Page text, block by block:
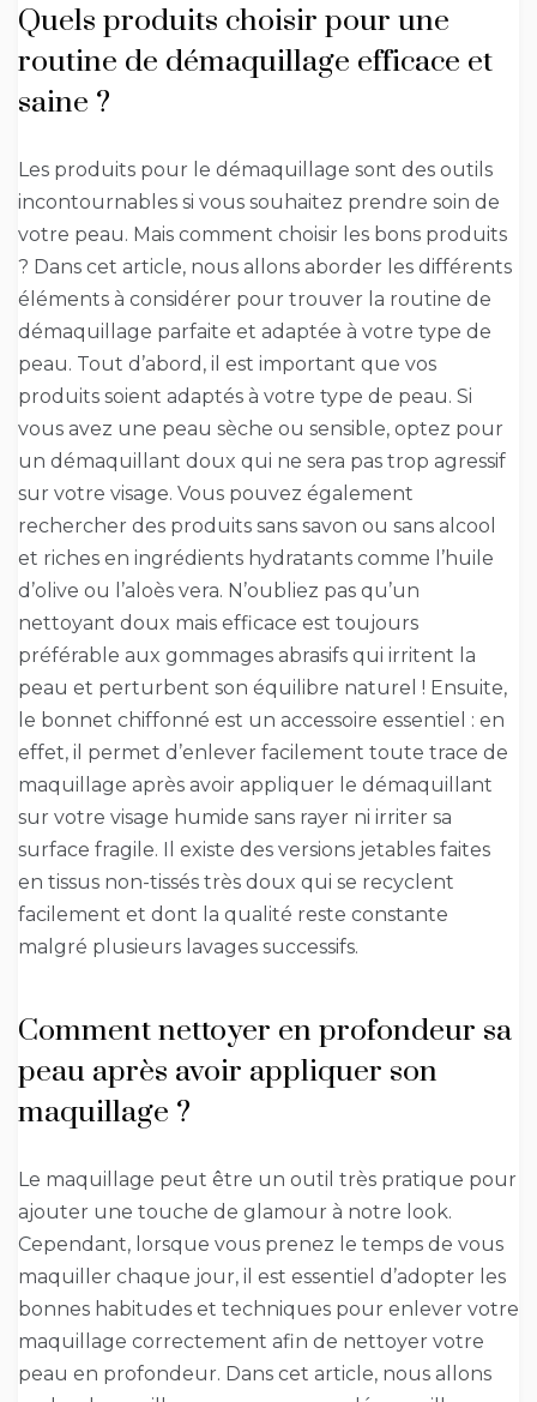
Quels produits choisir pour une
routine de démaquillage efficace et
saine ?
Les produits pour le démaquillage sont des outils
incontournables si vous souhaitez prendre soin de
votre peau. Mais comment choisir les bons produits
? Dans cet article, nous allons aborder les différents
éléments à considérer pour trouver la routine de
démaquillage parfaite et adaptée à votre type de
peau. Tout d’abord, il est important que vos
produits soient adaptés à votre type de peau. Si
vous avez une peau sèche ou sensible, optez pour
un démaquillant doux qui ne sera pas trop agressif
sur votre visage. Vous pouvez également
rechercher des produits sans savon ou sans alcool
et riches en ingrédients hydratants comme l’huile
d’olive ou l’aloès vera. N’oubliez pas qu’un
nettoyant doux mais efficace est toujours
préférable aux gommages abrasifs qui irritent la
peau et perturbent son équilibre naturel ! Ensuite,
le bonnet chiffonné est un accessoire essentiel : en
effet, il permet d’enlever facilement toute trace de
maquillage après avoir appliquer le démaquillant
sur votre visage humide sans rayer ni irriter sa
surface fragile. Il existe des versions jetables faites
en tissus non-tissés très doux qui se recyclent
facilement et dont la qualité reste constante
malgré plusieurs lavages successifs.
Comment nettoyer en profondeur sa
peau après avoir appliquer son
maquillage ?
Le maquillage peut être un outil très pratique pour
ajouter une touche de glamour à notre look.
Cependant, lorsque vous prenez le temps de vous
maquiller chaque jour, il est essentiel d’adopter les
bonnes habitudes et techniques pour enlever votre
maquillage correctement afin de nettoyer votre
peau en profondeur. Dans cet article, nous allons